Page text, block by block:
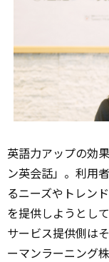
英語力アップの効
ン英会話」。利用
るニーズやトレン
を提供しようとし
サービス提供側は
ーマンラーニング